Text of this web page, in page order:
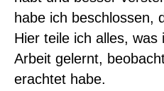
habe ich beschlossen,
Hier teile ich alles,
Arbeit gelernt,
erachtet habe.